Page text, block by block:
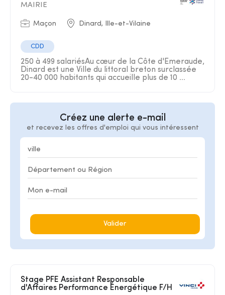
MAIRIE
Maçon Dinard, Ille-et-Vilaine
CDD
250 à 499 salariésAu cœur de la Côte d'Emeraude,
Dinard est une Ville du littoral breton surclassée
20-40 000 habitants qui accueille plus de 10 ...
Créez une alerte e-mail
et recevez les offres d'emploi qui vous intéressent
Valider
Stage PFE Assistant Responsable
d'Affaires Performance Énergétique F/H